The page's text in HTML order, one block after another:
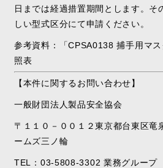
日までは経過措置期間とします。そ
しい型式区分にて申請ください。
参考資料：「CPSA0138 捕手用マ
照表
【本件に関するお問い合わせ】
一般財団法人製品安全協会
〒１１０－００１２東京都台東区竜
ームズ三ノ輪
TEL： 03-5808-3302 業務グルー